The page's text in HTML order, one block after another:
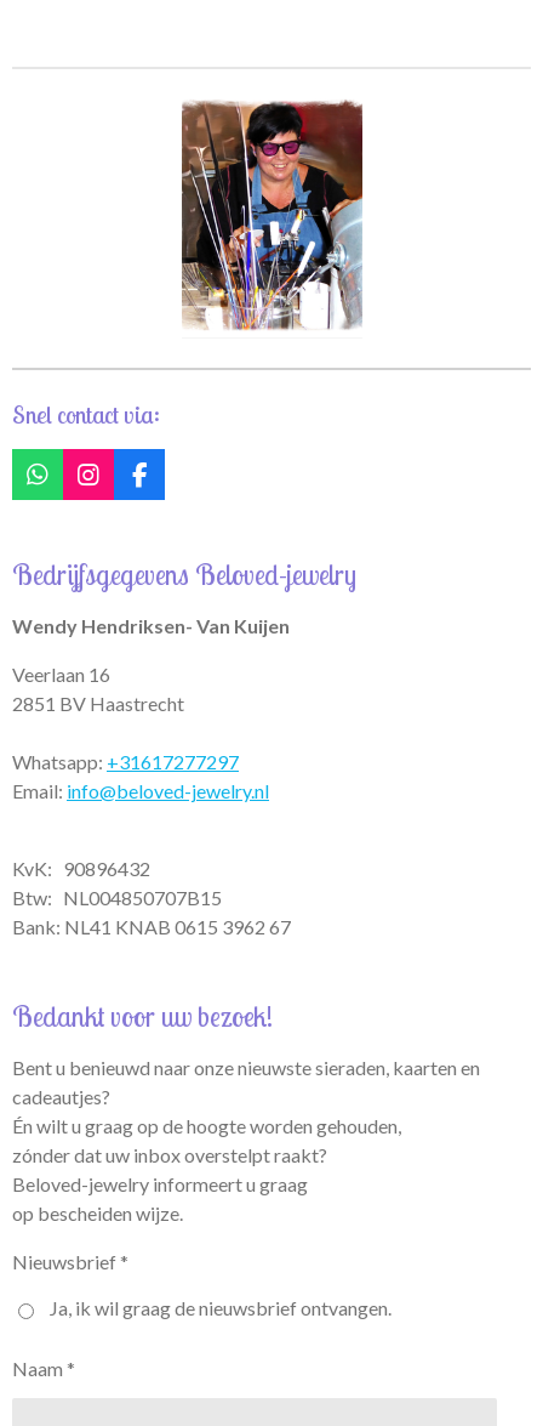
Snel contact via:
W
h
s
p
I
n
a
r
m
F
a
b
o
Bedrijfsgegevens Beloved-jewelry
Wendy Hendriksen- Van Kuijen
Veerlaan 16
2851 BV Haastrecht
Whatsapp: +31617277297
Email: info@beloved-jewelry.nl
KvK: 90896432
Btw: NL004850707B15
Bank: NL41 KNAB 0615 3962 67
Bedankt voor uw bezoek!
Bent u benieuwd naar onze nieuwste sieraden, kaarten en
cadeautjes?
Én wilt u graag op de hoogte worden gehouden,
zónder dat uw inbox overstelpt raakt?
Beloved-jewelry informeert u graag
op bescheiden wijze.
Nieuwsbrief *
Ja, ik wil graag de nieuwsbrief ontvangen.
Naam *